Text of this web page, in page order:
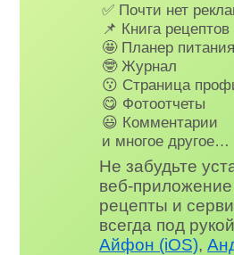
✅ Почти нет
📌 Книга рецептов
🤩 Планер питания
🤓 Журнал
😗 Страница
😋 Фотоотчеты
😃 Комментарии
и многое другое…
Не забудьте
веб-
рецепты и
всегда под
Айфон (iOS),